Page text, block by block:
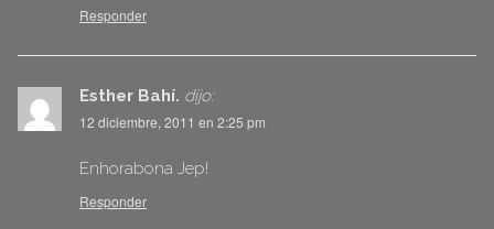
Responder
Esther Bahí. dijo:
12 diciembre, 2011 en 2:25 pm
Enhorabona Jep!
Responder